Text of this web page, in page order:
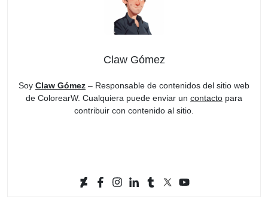
Claw Gómez
Soy Claw Gómez – Responsable de contenidos del sitio web
de ColorearW. Cualquiera puede enviar un contacto para
contribuir con contenido al sitio.